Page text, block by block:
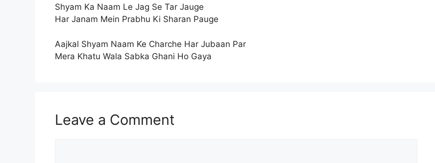
Shyam Ka Naam Le Jag Se Tar Jauge
Har Janam Mein Prabhu Ki Sharan Pauge
Aajkal Shyam Naam Ke Charche Har Jubaan Par
Mera Khatu Wala Sabka Ghani Ho Gaya
Leave a Comment